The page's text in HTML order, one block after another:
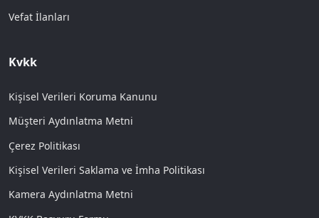
Vefat İlanları
Kvkk
Kişisel Verileri Koruma Kanunu
Müşteri Aydınlatma Metni
Çerez Politikası
Kişisel Verileri Saklama ve İmha Politikası
Kamera Aydınlatma Metni